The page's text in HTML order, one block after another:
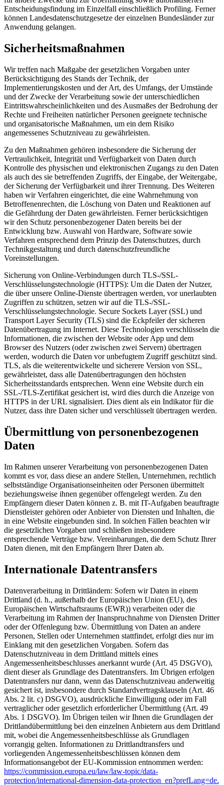
Entscheidungsfindung im Einzelfall einschließlich Profiling. Ferner
können Landesdatenschutzgesetze der einzelnen Bundesländer zur
Anwendung gelangen.
Sicherheitsmaßnahmen
Wir treffen nach Maßgabe der gesetzlichen Vorgaben unter
Berücksichtigung des Stands der Technik, der
Implementierungskosten und der Art, des Umfangs, der Umstände
und der Zwecke der Verarbeitung sowie der unterschiedlichen
Eintrittswahrscheinlichkeiten und des Ausmaßes der Bedrohung der
Rechte und Freiheiten natürlicher Personen geeignete technische
und organisatorische Maßnahmen, um ein dem Risiko
angemessenes Schutzniveau zu gewährleisten.
Zu den Maßnahmen gehören insbesondere die Sicherung der
Vertraulichkeit, Integrität und Verfügbarkeit von Daten durch
Kontrolle des physischen und elektronischen Zugangs zu den Daten
als auch des sie betreffenden Zugriffs, der Eingabe, der Weitergabe,
der Sicherung der Verfügbarkeit und ihrer Trennung. Des Weiteren
haben wir Verfahren eingerichtet, die eine Wahrnehmung von
Betroffenenrechten, die Löschung von Daten und Reaktionen auf
die Gefährdung der Daten gewährleisten. Ferner berücksichtigen
wir den Schutz personenbezogener Daten bereits bei der
Entwicklung bzw. Auswahl von Hardware, Software sowie
Verfahren entsprechend dem Prinzip des Datenschutzes, durch
Technikgestaltung und durch datenschutzfreundliche
Voreinstellungen.
Sicherung von Online-Verbindungen durch TLS-/SSL-
Verschlüsselungstechnologie (HTTPS): Um die Daten der Nutzer,
die über unsere Online-Dienste übertragen werden, vor unerlaubten
Zugriffen zu schützen, setzen wir auf die TLS-/SSL-
Verschlüsselungstechnologie. Secure Sockets Layer (SSL) und
Transport Layer Security (TLS) sind die Eckpfeiler der sicheren
Datenübertragung im Internet. Diese Technologien verschlüsseln die
Informationen, die zwischen der Website oder App und dem
Browser des Nutzers (oder zwischen zwei Servern) übertragen
werden, wodurch die Daten vor unbefugtem Zugriff geschützt sind.
TLS, als die weiterentwickelte und sicherere Version von SSL,
gewährleistet, dass alle Datenübertragungen den höchsten
Sicherheitsstandards entsprechen. Wenn eine Website durch ein
SSL-/TLS-Zertifikat gesichert ist, wird dies durch die Anzeige von
HTTPS in der URL signalisiert. Dies dient als ein Indikator für die
Nutzer, dass ihre Daten sicher und verschlüsselt übertragen werden.
Übermittlung von personenbezogenen
Daten
Im Rahmen unserer Verarbeitung von personenbezogenen Daten
kommt es vor, dass diese an andere Stellen, Unternehmen, rechtlich
selbstständige Organisationseinheiten oder Personen übermittelt
beziehungsweise ihnen gegenüber offengelegt werden. Zu den
Empfängern dieser Daten können z. B. mit IT-Aufgaben beauftragte
Dienstleister gehören oder Anbieter von Diensten und Inhalten, die
in eine Website eingebunden sind. In solchen Fällen beachten wir
die gesetzlichen Vorgaben und schließen insbesondere
entsprechende Verträge bzw. Vereinbarungen, die dem Schutz Ihrer
Daten dienen, mit den Empfängern Ihrer Daten ab.
Internationale Datentransfers
Datenverarbeitung in Drittländern: Sofern wir Daten in einem
Drittland (d. h., außerhalb der Europäischen Union (EU), des
Europäischen Wirtschaftsraums (EWR)) verarbeiten oder die
Verarbeitung im Rahmen der Inanspruchnahme von Diensten Dritter
oder der Offenlegung bzw. Übermittlung von Daten an andere
Personen, Stellen oder Unternehmen stattfindet, erfolgt dies nur im
Einklang mit den gesetzlichen Vorgaben. Sofern das
Datenschutzniveau in dem Drittland mittels eines
Angemessenheitsbeschlusses anerkannt wurde (Art. 45 DSGVO),
dient dieser als Grundlage des Datentransfers. Im Übrigen erfolgen
Datentransfers nur dann, wenn das Datenschutzniveau anderweitig
gesichert ist, insbesondere durch Standardvertragsklauseln (Art. 46
Abs. 2 lit. c) DSGVO), ausdrückliche Einwilligung oder im Fall
vertraglicher oder gesetzlich erforderlicher Übermittlung (Art. 49
Abs. 1 DSGVO). Im Übrigen teilen wir Ihnen die Grundlagen der
Drittlandübermittlung bei den einzelnen Anbietern aus dem Drittland
mit, wobei die Angemessenheitsbeschlüsse als Grundlagen
vorrangig gelten. Informationen zu Drittlandtransfers und
vorliegenden Angemessenheitsbeschlüssen können dem
Informationsangebot der EU-Kommission entnommen werden:
https://commission.europa.eu/law/law-topic/data-
protection/international-dimension-data-protection_en?prefLang=de.